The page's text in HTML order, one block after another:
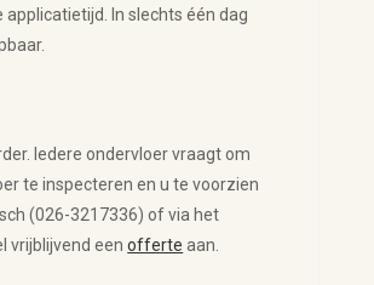
In slechts één dag
Iedere ondervloer vraagt om
te inspecteren en u te voorzien
(026-3217336) of via het
vrijblijvend eenofferte aan.